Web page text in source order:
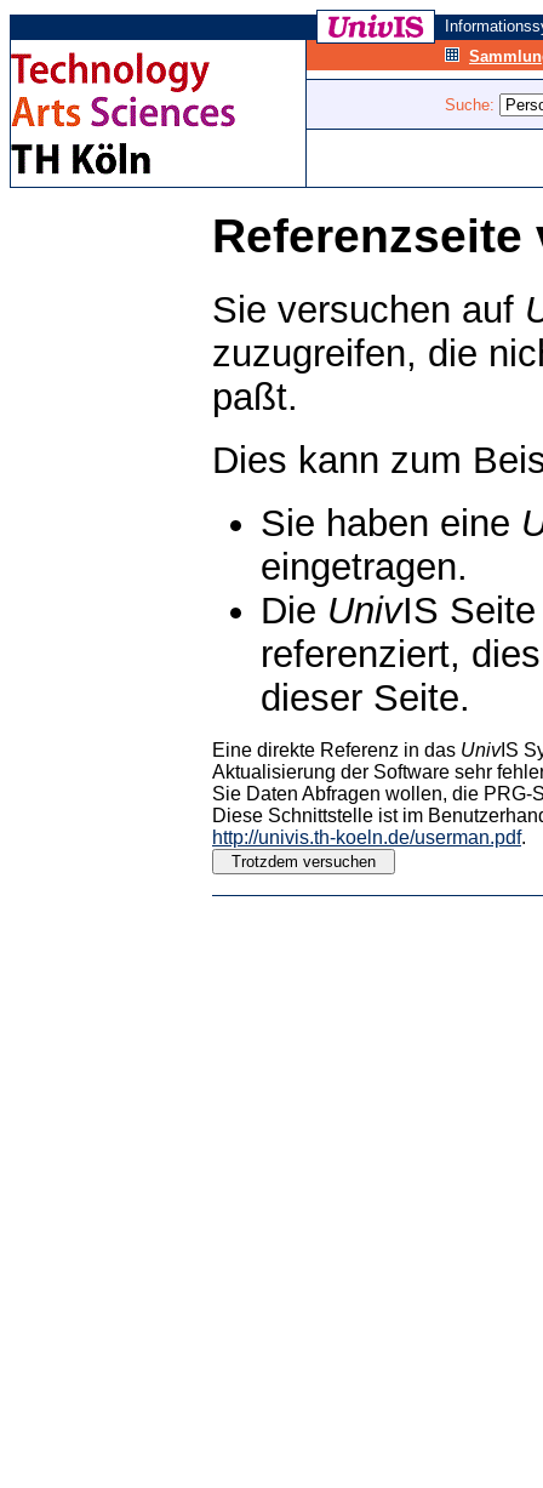
Suche:
Referenzseite
Sie versuchen auf
zuzugreifen, die
paßt.
Dies kann zum
Sie haben eine
eingetragen.
Die UnivIS
referenziert,
dieser Seite.
Eine direkte Referenz in das UnivIS
Aktualisierung der Software sehr
Sie Daten Abfragen wollen, die PRG-
Diese Schnittstelle ist im
http://univis.th-koeln.de/userman.pdf.